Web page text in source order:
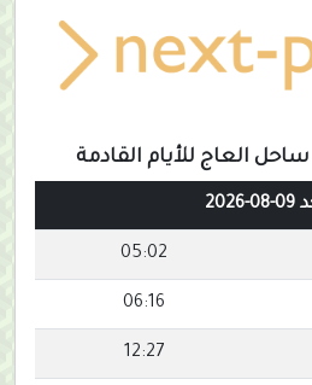
العاج للأيام القادمة
2026
05:02
06:16
12:27